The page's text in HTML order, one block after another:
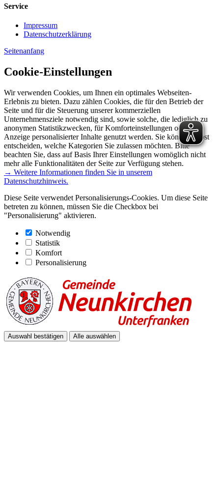
Service
Impressum
Datenschutzerklärung
Seitenanfang
Cookie-Einstellungen
Wir verwenden Cookies, um Ihnen ein optimales Webseiten-
Erlebnis zu bieten. Dazu zählen Cookies, die für den Betrieb der
Seite und für die Steuerung unserer kommerziellen
Unternehmensziele notwendig sind, sowie solche, die lediglich zu
anonymen Statistikzwecken, für Komforteinstellungen oder zur
Anzeige personalisierter Inhalte genutzt werden. Sie können selbst
entscheiden, welche Kategorien Sie zulassen möchten. Bitte
beachten Sie, dass auf Basis Ihrer Einstellungen womöglich nicht
mehr alle Funktionalitäten der Seite zur Verfügung stehen.
→ Weitere Informationen finden Sie in unserem
Datenschutzhinweis.
Diese Seite verwendet Personalisierungs-Cookies. Um diese Seite
betreten zu können, müssen Sie die Checkbox bei
"Personalisierung" aktivieren.
Notwendig
Statistik
Komfort
Personalisierung
Auswahl bestätigen Alle auswählen